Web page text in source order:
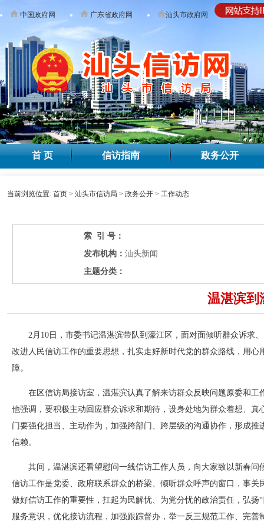
中国政府网 广东省政府网 汕头市政府网 无障
首 页 信访指南 政务公开
当前浏览位置: 首页 > 汕头市信访局 > 政务公开 > 工作动态
索 引 号：
发布机构： 汕头新闻
主题分类：
温湛滨到
2月10日，市委书记温湛滨带队到濠江区，面对面倾听群众诉求
改进人民信访工作的重要思想，扎实走好新时代党的群众路线，用
障。
在区信访局接访室，温湛滨认真了解来访群众反映问题原委和工
他强调，要积极主动回应群众诉求和期待，设身处地为群众着想、
门要强化担当、主动作为，加强跨部门、跨层级的沟通协作，形成
信赖。
其间，温湛滨还看望慰问一线信访工作人员，向大家致以新春问
信访工作是党委、政府联系群众的桥梁、倾听群众呼声的窗口，事
做好信访工作的重要性，扛起为民解忧、为党分忧的政治责任，弘
服务意识，优化接访流程，加强跟踪督办，举一反三规范工作、完善